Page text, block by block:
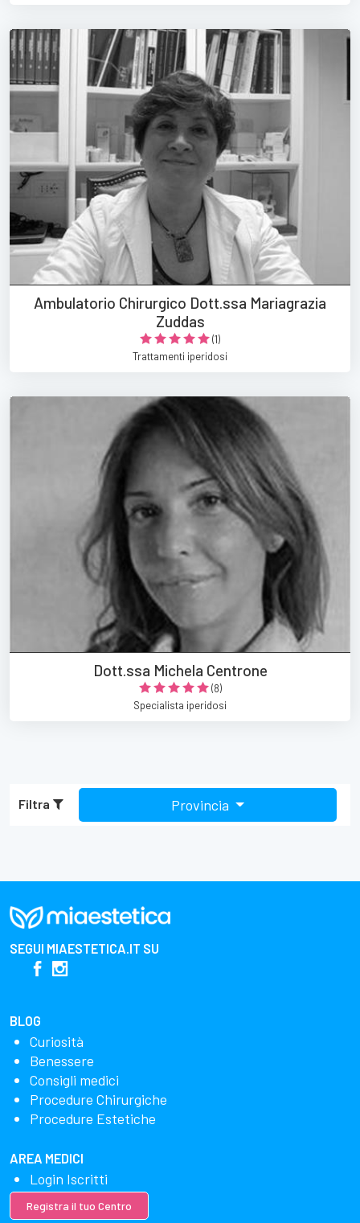
Ambulatorio Chirurgico Dott.ssa Mariagrazia
Zuddas
(1)
Trattamenti iperidosi
Dott.ssa Michela Centrone
(8)
Specialista iperidosi
Filtra Provincia
SEGUI MIAESTETICA.IT SU
BLOG
Curiosità
Benessere
Consigli medici
Procedure Chirurgiche
Procedure Estetiche
AREA MEDICI
Login Iscritti
Registra il tuo Centro